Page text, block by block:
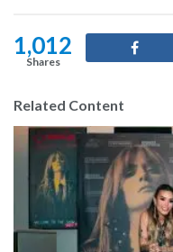
1,012
Shares
Related Content